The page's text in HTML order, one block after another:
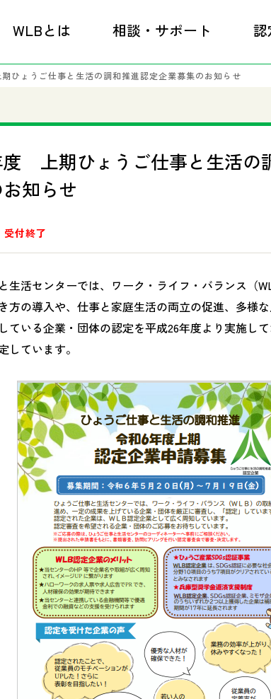
WLBとは 相談・サポート
ひょうご仕事と生活の調和推進認定企業募集のお知らせ
上期ひょうご仕事と生活の
知らせ
受付終了
生活センターでは、ワーク・ライフ・バランス（
方の導入や、仕事と家庭生活の両立の促進、多様
ている企業・団体の認定を平成26年度より実施し
しています。